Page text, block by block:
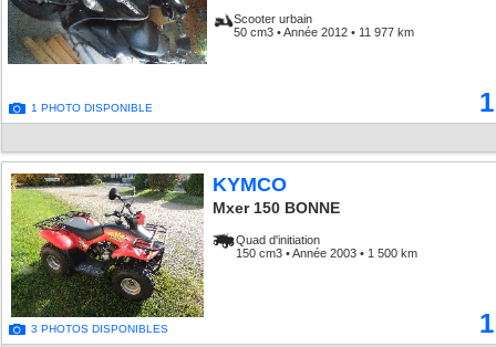
1 PHOTO DISPONIBLE
Scooter urbain
50 cm3 • Année 2012 • 11 977 km
3 PHOTOS DISPONIBLES
KYMCO
Mxer 150 BONNE
Quad d'initiation
150 cm3 • Année 2003 • 1 500 km